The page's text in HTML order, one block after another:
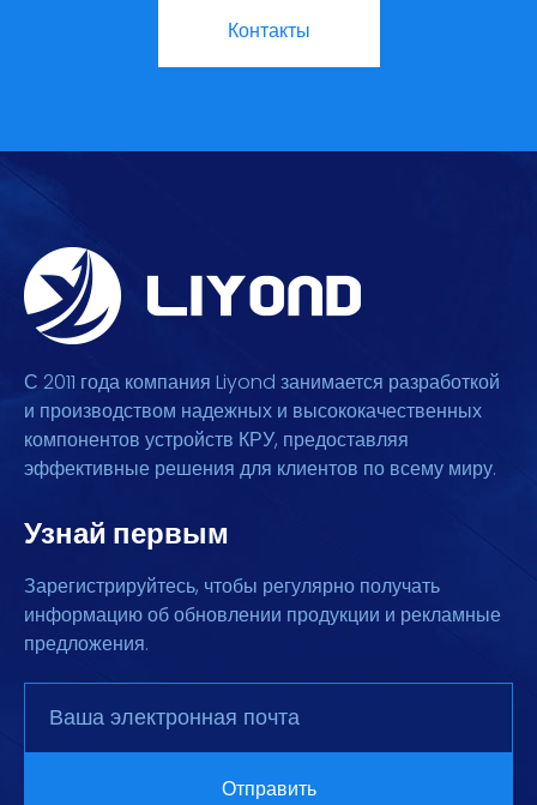
Контакты
С 2011 года компания Liyond занимается разработкой
и производством надежных и высококачественных
компонентов устройств КРУ, предоставляя
эффективные решения для клиентов по всему миру.
Узнай первым
Зарегистрируйтесь, чтобы регулярно получать
информацию об обновлении продукции и рекламные
предложения.